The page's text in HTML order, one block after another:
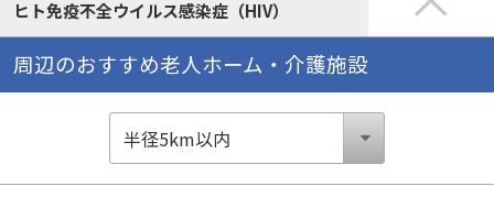
ヒト免疫不全ウイルス感染症（HIV）
周辺のおすすめ老人ホーム・介護施設